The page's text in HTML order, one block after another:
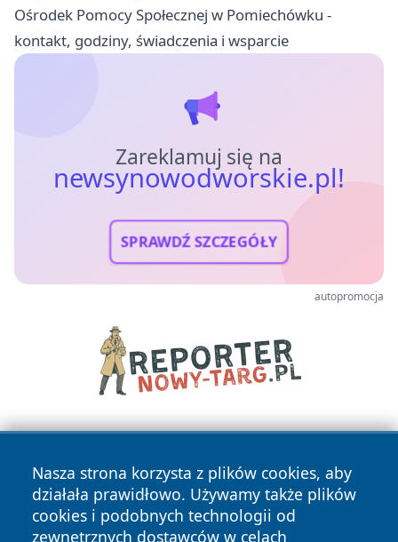
Ośrodek Pomocy Społecznej w Pomiechówku -
kontakt, godziny, świadczenia i wsparcie
Zareklamuj się na
newsynowodworskie.pl!
SPRAWDŹ SZCZEGÓŁY
autopromocja
Nasza strona korzysta z plików cookies, aby
działała prawidłowo. Używamy także plików
cookies i podobnych technologii od
zewnętrznych dostawców w celach